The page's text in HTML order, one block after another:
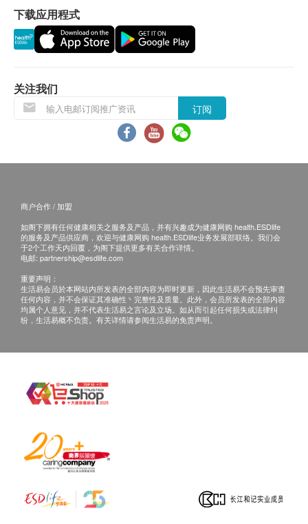
抗穆勒氏贺尔蒙
由卵巢中未成熟的小型滤泡（基础滤泡）细胞分泌，代表着女
性卵巢卵泡的库存量，是用来预测生育能力的重要指标。
卓健医疗体检中心 - 预防疫苗（流感疫苗 除外）：
确认客户成功付款後，卓健医疗服务有限公司将於
3个工作天的办公时间内，致电客户预约疫苗注射
Whatsapp
客户必须于预约当天出示身份证及订购确认信或电
预防疫苗产品有效期为6个月，客户必须於6个月内
客户注射肝炎疫苗或肝炎混合疫苗前必须出示3个
月内的肝炎抗原及抗体测试报告，以确定是否合适
接受疫苗注射。如未能出示有效报告，需另外支付
血液化验费用。
指定疫苗计划费用已包括首次注射前的医生会诊。
若经医生评估后，阁下并不适合进行疫苗注射，将
需支付医生诊症费用HK$300，馀下差额将会退
如有争议，健康网购health.ESDlife保留最後决定
所有预防疫苗产品并非作为医务诊断或治疗用途。
任何疫苗的提供会视供应情况而定，购买或预约后
预防疫苗产品不适用於佐敦卓健诊断及放射中心。
确认客户成功付款后，卓健医疗将于3个工作天办
星期六︰9:00a.m. – 1:00p.m.
星期日及公众假期︰休息
下载应用程式
关注我们
订阅
商户合作 / 加盟
如阁下拥有任何健康相关之服务及产品，并有兴趣成为健康网购 health.ESDlife
的服务及产品供应商，欢迎与健康网购 health.ESDlife业务发展部联络。我们会
于2个工作天内回覆，为阁下提供更多有关合作详情。
电邮: partnership@esdlife.com
重要声明：
生活易会员於本网站内所发表的全部内容为即时更新，因此生活易不会预先审查
任何内容，并不会保证其准确性丶完整性及质量。此外，会员所发表的全部内容
均属个人意见，并不代表生活易之言论及立场。如从而引起任何损失或法律纠
纷，生活易概不负责。有关详情请参阅生活易的免责声明。